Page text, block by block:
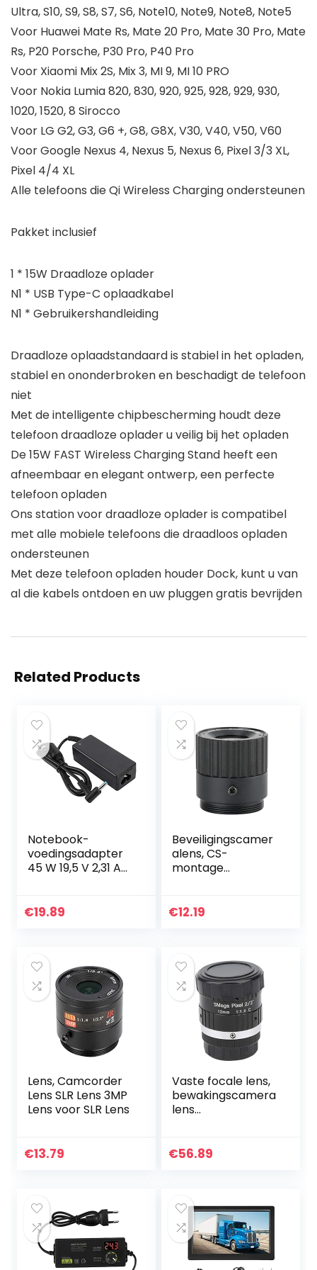
Ultra, S10, S9, S8, S7, S6, Note10, Note9, Note8, Note5
Voor Huawei Mate Rs, Mate 20 Pro, Mate 30 Pro, Mate
Rs, P20 Porsche, P30 Pro, P40 Pro
Voor Xiaomi Mix 2S, Mix 3, MI 9, MI 10 PRO
Voor Nokia Lumia 820, 830, 920, 925, 928, 929, 930,
1020, 1520, 8 Sirocco
Voor LG G2, G3, G6 +, G8, G8X, V30, V40, V50, V60
Voor Google Nexus 4, Nexus 5, Nexus 6, Pixel 3/3 XL,
Pixel 4/4 XL
Alle telefoons die Qi Wireless Charging ondersteunen
Pakket inclusief
1 * 15W Draadloze oplader
N1 * USB Type-C oplaadkabel
N1 * Gebruikershandleiding
Draadloze oplaadstandaard is stabiel in het opladen,
stabiel en ononderbroken en beschadigt de telefoon
niet
Met de intelligente chipbescherming houdt deze
telefoon draadloze oplader u veilig bij het opladen
De 15W FAST Wireless Charging Stand heeft een
afneembaar en elegant ontwerp, een perfecte
telefoon opladen
Ons station voor draadloze oplader is compatibel
met alle mobiele telefoons die draadloos opladen
ondersteunen
Met deze telefoon opladen houder Dock, kunt u van
al die kabels ontdoen en uw pluggen gratis bevrijden
Related Products
Notebook-
voedingsadapter
45 W 19,5 V 2,31 A
elektronische
€19.89
Beveiligingscamer
alens, CS-
montage
compatibiliteit
€12.19
Lens, Camcorder
Lens SLR Lens 3MP
Lens voor SLR Lens
€13.79
Vaste focale lens,
bewakingscamera
lens
Prime-lens voor
€56.89